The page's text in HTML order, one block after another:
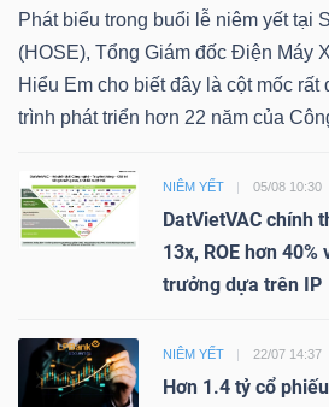
Phát biểu trong buổi lễ niêm yết tại
(HOSE), Tổng Giám đốc Điện Máy
Hiểu Em cho biết đây là cột mốc rất
trình phát triển hơn 22 năm của
NIÊM YẾT 05/08 10:30
DatVietVAC chính
13x, ROE hơn
trưởng dựa trên IP
NIÊM YẾT 22/07 14:37
Hơn 1.4 tỷ cổ